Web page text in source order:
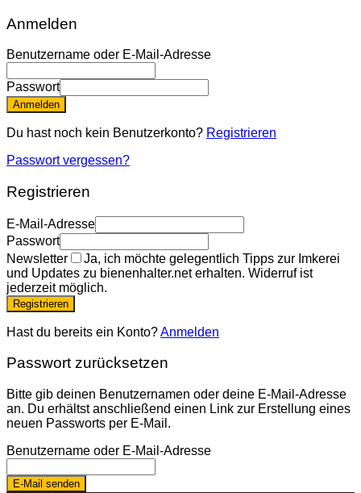
Anmelden
Benutzername oder E-Mail-Adresse
Passwort
Anmelden
Du hast noch kein Benutzerkonto? Registrieren
Passwort vergessen?
Registrieren
E-Mail-Adresse
Passwort
Newsletter
Ja, ich möchte gelegentlich Tipps zur Imkerei
und Updates zu bienenhalter.net erhalten. Widerruf ist
jederzeit möglich.
Registrieren
Hast du bereits ein Konto?Anmelden
Passwort zurücksetzen
Bitte gib deinen Benutzernamen oder deine E-Mail-Adresse
an. Du erhältst anschließend einen Link zur Erstellung eines
neuen Passworts per E-Mail.
Benutzername oder E-Mail-Adresse
E-Mail senden